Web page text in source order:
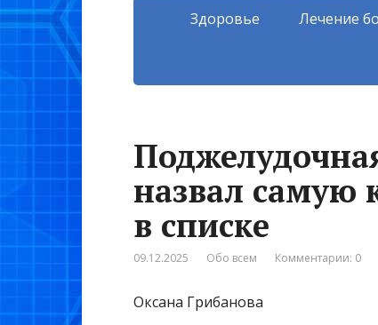
Здоровье Лечение
назвал самую
в списке
09.12.2025 Обо всем Комментарии: 0
Оксана Грибанова